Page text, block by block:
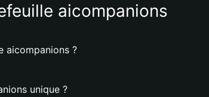
aicompanions
aicompanions ?
unique ?